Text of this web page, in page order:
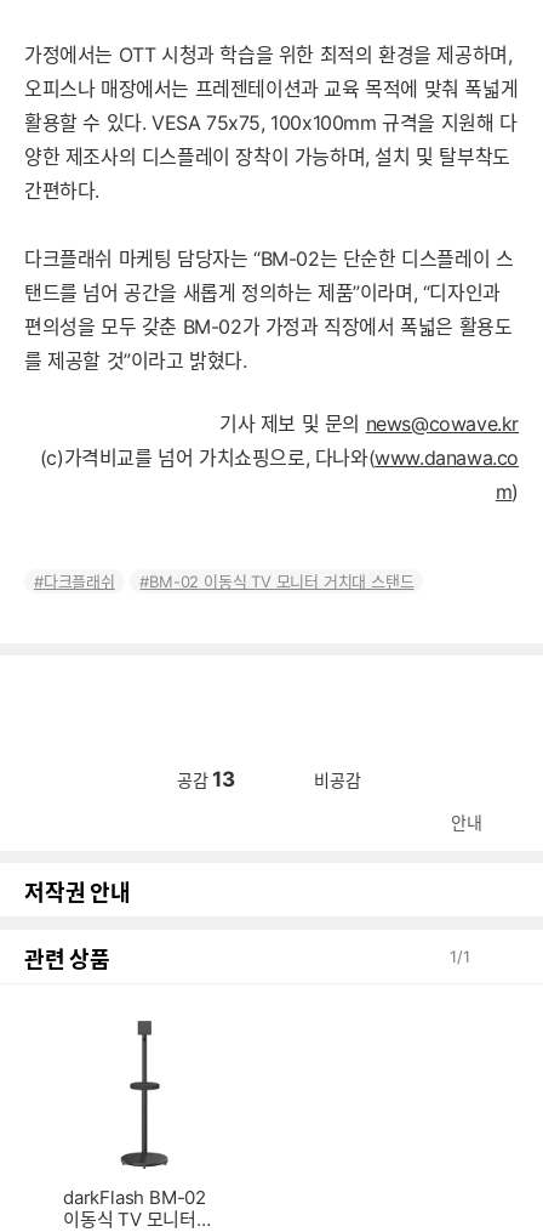
가정에서는 OTT 시청과 학습을 위한 최적의 환경을 제공하며,
오피스나 매장에서는 프레젠테이션과 교육 목적에 맞춰 폭넓게
활용할 수 있다. VESA 75x75, 100x100mm 규격을 지원해 다
양한 제조사의 디스플레이 장착이 가능하며, 설치 및 탈부착도
간편하다.
다크플래쉬 마케팅 담당자는 “BM-02는 단순한 디스플레이 스
탠드를 넘어 공간을 새롭게 정의하는 제품”이라며, “디자인과
편의성을 모두 갖춘 BM-02가 가정과 직장에서 폭넓은 활용도
를 제공할 것”이라고 밝혔다.
기사 제보 및 문의 news@cowave.kr
(c)가격비교를 넘어 가치쇼핑으로, 다나와(www.danawa.co
m)
다크플래쉬 BM-02 이동식 TV 모니터 거치대 스탠드
공감13 비공감
안내
저작권 안내
관련 상품 1/1
darkFlash BM-02
이동식 TV 모니터